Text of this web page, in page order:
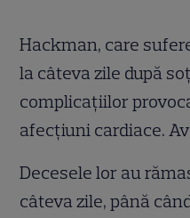
Hackman, care
la câteva zile după
complicațiilor
afecțiuni cardiace.
Decesele lor au
câteva zile, până